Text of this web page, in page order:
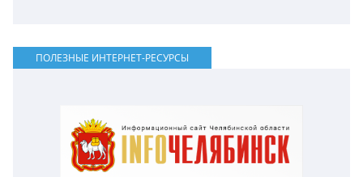
ПОЛЕЗНЫЕ ИНТЕРНЕТ-РЕСУРСЫ